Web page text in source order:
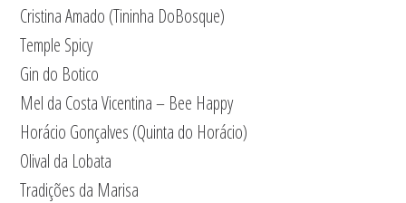
Cristina Amado (Tininha DoBosque)
Temple Spicy
Gin do Botico
Mel da Costa Vicentina – Bee Happy
Horácio Gonçalves (Quinta do Horácio)
Olival da Lobata
Tradições da Marisa